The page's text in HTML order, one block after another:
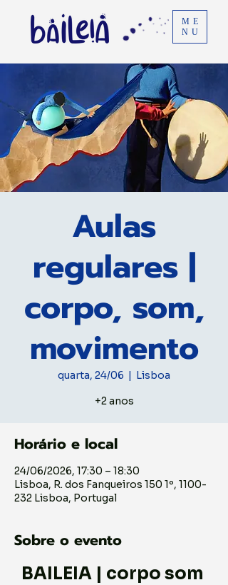
ME
NU
Aulas
regulares |
corpo, som,
movimento
quarta, 24/06
  |
Lisboa
+2 anos
Horário e local
24/06/2026, 17:30 – 18:30
Lisboa, R. dos Fanqueiros 150 1º, 1100-
232 Lisboa, Portugal
Sobre o evento
BAILEIA | corpo som